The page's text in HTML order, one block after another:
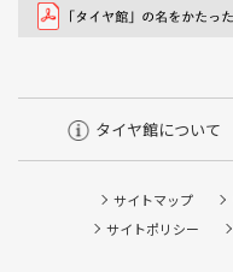
タイヤ館について
サイトマップ
サイトポリシー